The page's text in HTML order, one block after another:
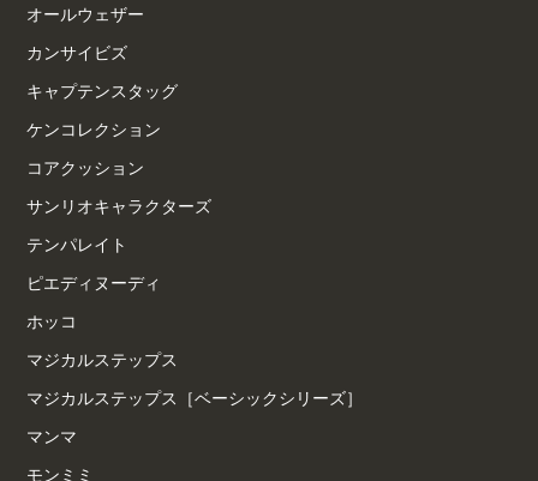
オールウェザー
カンサイビズ
キャプテンスタッグ
ケンコレクション
コアクッション
サンリオキャラクターズ
テンパレイト
ピエディヌーディ
ホッコ
マジカルステップス
マジカルステップス［ベーシックシリーズ］
マンマ
モンミミ